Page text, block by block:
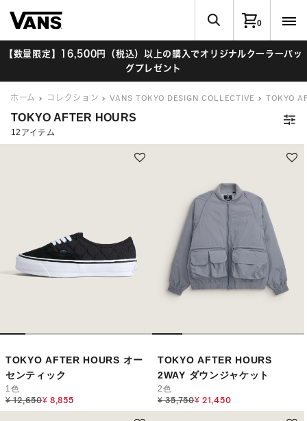
0
【数量限定】16,500円（税込）以上の購入でオリジナルクーラーバッ
グプレゼント
ホーム コレクション VANS TOKYO DESIGN COLLECTIVE TOKYO
TOKYO AFTER HOURS
TOKYO AFTER HOURS オー
センティック
1色
Price reduced from
¥ 12,650to
¥ 8,855
TOKYO AFTER HOURS
2WAY ダウンジャケット
2色
Price reduced from
¥ 35,750to
¥ 21,450